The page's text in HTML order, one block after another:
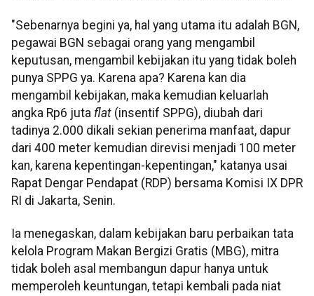
"Sebenarnya begini ya, hal yang utama itu adalah BGN,
pegawai BGN sebagai orang yang mengambil
keputusan, mengambil kebijakan itu yang tidak boleh
punya SPPG ya. Karena apa? Karena kan dia
mengambil kebijakan, maka kemudian keluarlah
angka Rp6 juta flat (insentif SPPG), diubah dari
tadinya 2.000 dikali sekian penerima manfaat, dapur
dari 400 meter kemudian direvisi menjadi 100 meter
kan, karena kepentingan-kepentingan," katanya usai
Rapat Dengar Pendapat (RDP) bersama Komisi IX DPR
RI di Jakarta, Senin.
Ia menegaskan, dalam kebijakan baru perbaikan tata
kelola Program Makan Bergizi Gratis (MBG), mitra
tidak boleh asal membangun dapur hanya untuk
memperoleh keuntungan, tetapi kembali pada niat